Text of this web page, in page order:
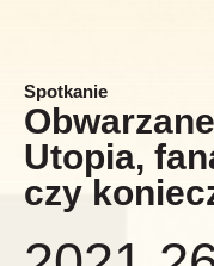
Spotkanie
Utopia,
czy